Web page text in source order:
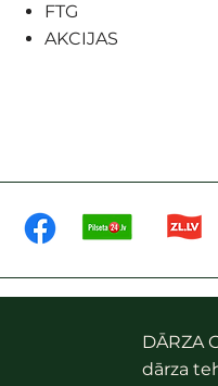
FTG
AKCIJAS
DĀRZA
dārza